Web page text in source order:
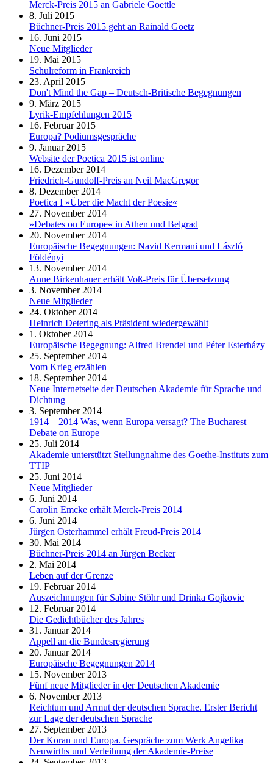
Merck-Preis 2015 an Gabriele Goettle
8. Juli 2015
Büchner-Preis 2015 geht an Rainald Goetz
16. Juni 2015
Neue Mitglieder
19. Mai 2015
Schulreform in Frankreich
23. April 2015
Don't Mind the Gap – Deutsch-Britische Begegnungen
9. März 2015
Lyrik-Empfehlungen 2015
16. Februar 2015
Europa? Podiumsgespräche
9. Januar 2015
Website der Poetica 2015 ist online
16. Dezember 2014
Friedrich-Gundolf-Preis an Neil MacGregor
8. Dezember 2014
Poetica I »Über die Macht der Poesie«
27. November 2014
»Debates on Europe« in Athen und Belgrad
20. November 2014
Europäische Begegnungen: Navid Kermani und László
Földényi
13. November 2014
Anne Birkenhauer erhält Voß-Preis für Übersetzung
3. November 2014
Neue Mitglieder
24. Oktober 2014
Heinrich Detering als Präsident wiedergewählt
1. Oktober 2014
Europäische Begegnung: Alfred Brendel und Péter Esterházy
25. September 2014
Vom Krieg erzählen
18. September 2014
Neue Internetseite der Deutschen Akademie für Sprache und
Dichtung
3. September 2014
1914 – 2014 Was, wenn Europa versagt? The Bucharest
Debate on Europe
25. Juli 2014
Akademie unterstützt Stellungnahme des Goethe-Instituts zum
TTIP
25. Juni 2014
Neue Mitglieder
6. Juni 2014
Carolin Emcke erhält Merck-Preis 2014
6. Juni 2014
Jürgen Osterhammel erhält Freud-Preis 2014
30. Mai 2014
Büchner-Preis 2014 an Jürgen Becker
2. Mai 2014
Leben auf der Grenze
19. Februar 2014
Auszeichnungen für Sabine Stöhr und Drinka Gojkovic
12. Februar 2014
Die Gedichtbücher des Jahres
31. Januar 2014
Appell an die Bundesregierung
20. Januar 2014
Europäische Begegnungen 2014
15. November 2013
Fünf neue Mitglieder in der Deutschen Akademie
6. November 2013
Reichtum und Armut der deutschen Sprache. Erster Bericht
zur Lage der deutschen Sprache
27. September 2013
Der Koran und Europa. Gespräche zum Werk Angelika
Neuwirths und Verleihung der Akademie-Preise